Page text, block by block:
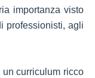
importanza visto
professionisti, agli
curriculum ricco